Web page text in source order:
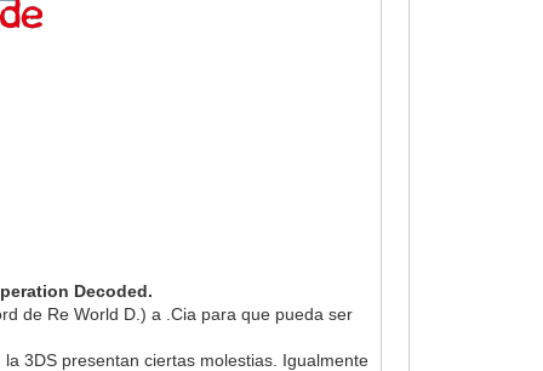
Decoded.
de Re World D.) a .Cia para que pueda ser
3DS presentan ciertas molestias. Igualmente